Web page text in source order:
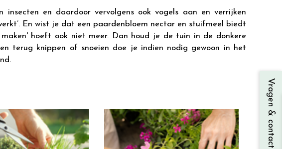
en daardoor vervolgens ook vogels aan en verrijken
En wist je dat een paardenbloem nectar en stuifmeel biedt
hoeft ook niet meer. Dan houd je de tuin in de donkere
terug knippen of snoeien doe je indien nodig gewoon in het
Vragen & contact